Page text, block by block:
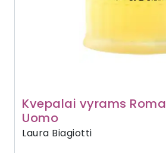
Kvepalai vyrams Roma
Uomo
Laura Biagiotti